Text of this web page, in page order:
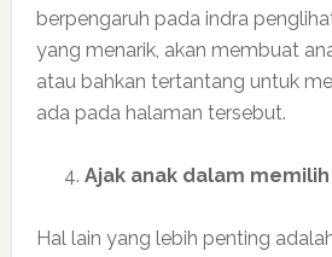
berpengaruh pada indra
yang menarik, akan membuat
atau bahkan tertantang untuk
ada pada halaman tersebut.
Ajak anak dalam
Hal lain yang lebih penting